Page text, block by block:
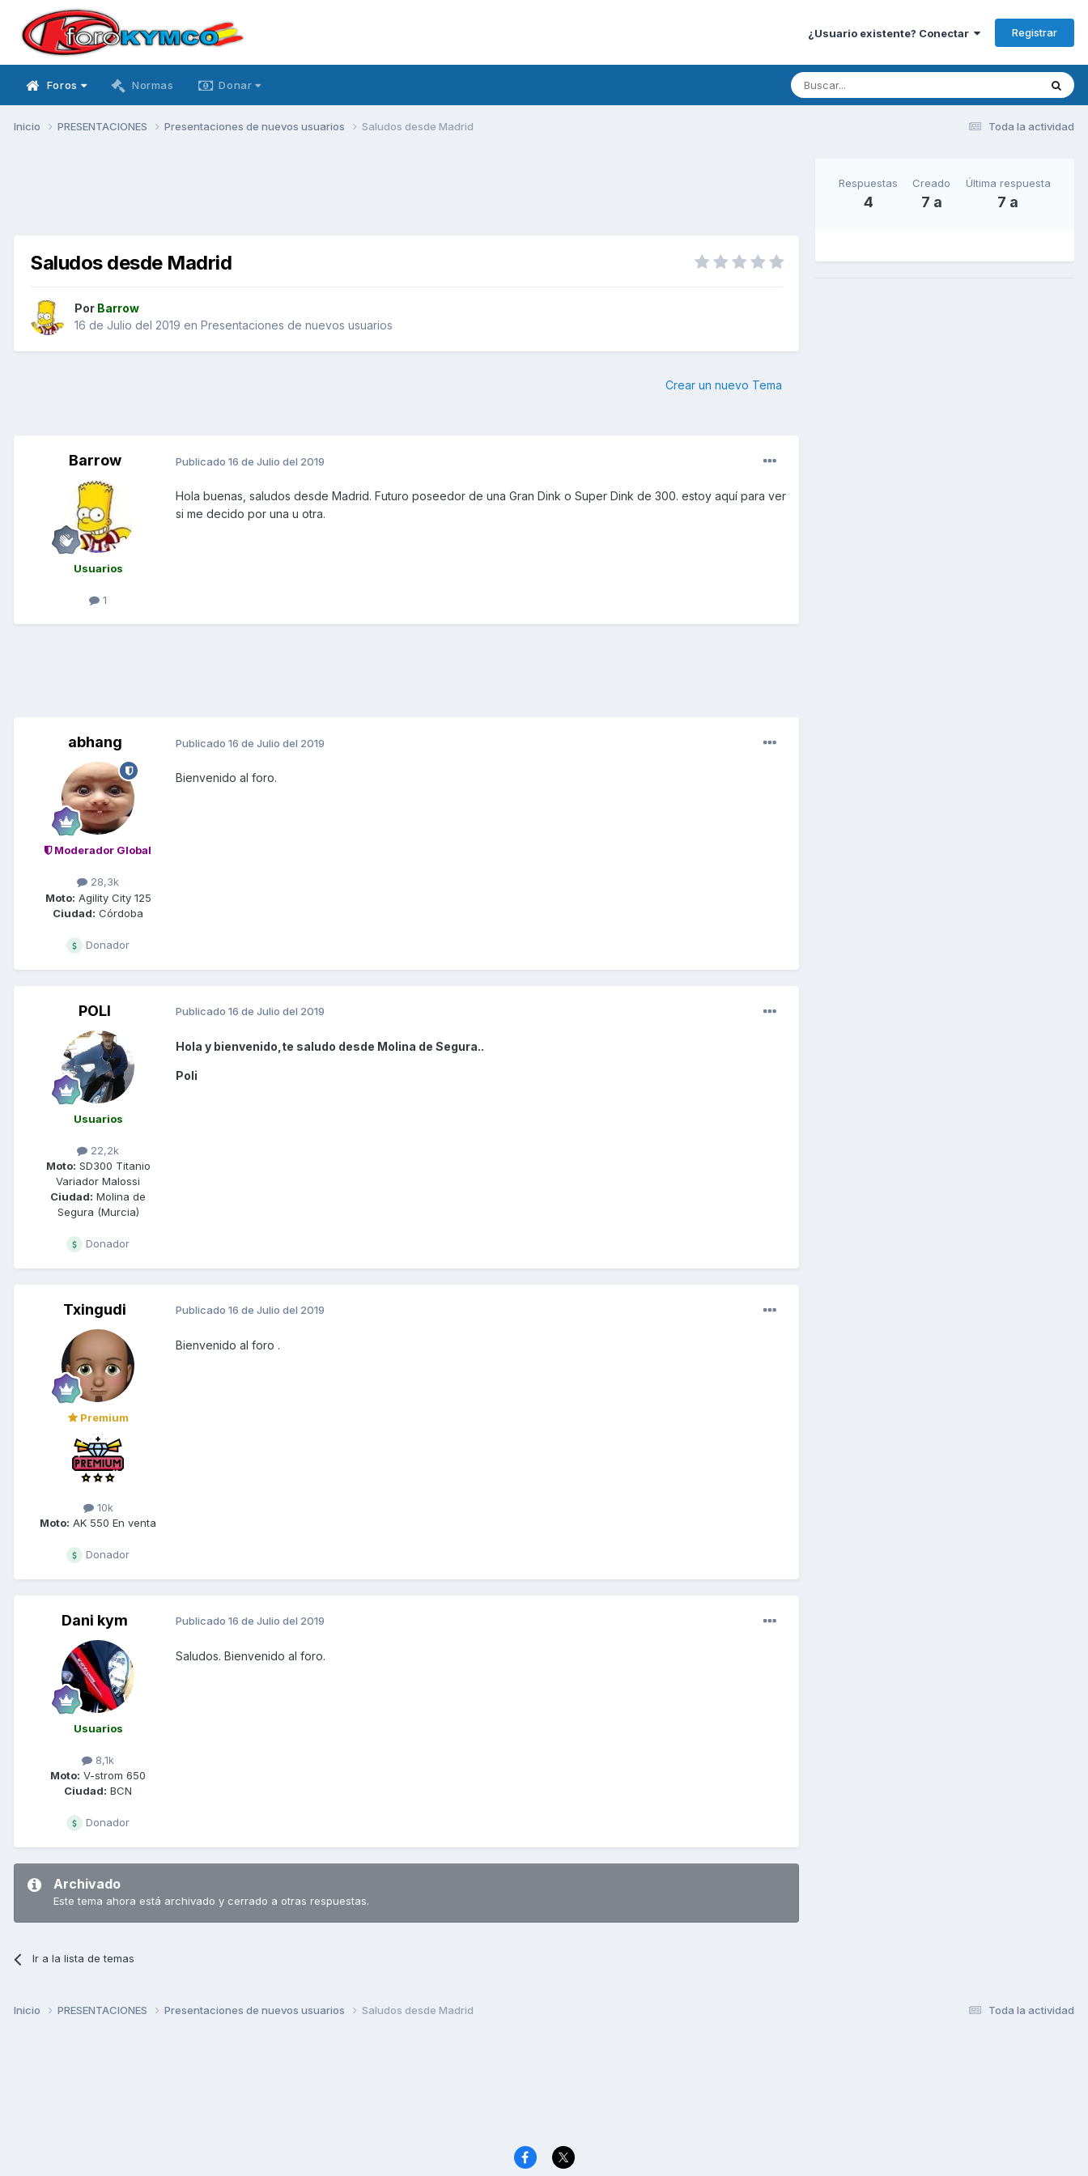
¿Usuario existente? Conectar Registrar
Foros Normas Donar
Toda la actividad
Inicio PRESENTACIONES Presentaciones de nuevos usuarios Saludos desde Madrid
Saludos desde Madrid
Por Barrow
16 de Julio del 2019 en Presentaciones de nuevos usuarios
Crear un nuevo Tema
Barrow
Usuarios
1
Publicado 16 de Julio del 2019
Hola buenas, saludos desde Madrid. Futuro poseedor de una Gran Dink o Super Dink de 300. estoy aquí para ver
si me decido por una u otra.
abhang
Moderador Global
28,3k
Moto: Agility City 125
Ciudad: Córdoba
Donador
Publicado 16 de Julio del 2019
Bienvenido al foro.
POLI
Usuarios
22,2k
Moto: SD300 Titanio
Variador Malossi
Ciudad: Molina de
Segura (Murcia)
Donador
Publicado 16 de Julio del 2019
Hola y bienvenido,te saludo desde Molina de Segura..
Poli
Txingudi
Premium
10k
Moto: AK 550 En venta
Donador
Publicado 16 de Julio del 2019
Bienvenido al foro .
Dani kym
Usuarios
8,1k
Moto: V-strom 650
Ciudad: BCN
Donador
Publicado 16 de Julio del 2019
Saludos. Bienvenido al foro.
Archivado
Este tema ahora está archivado y cerrado a otras respuestas.
Ir a la lista de temas
Respuestas
4
Creado
7 a
Última respuesta
7 a
Toda la actividad
Inicio PRESENTACIONES Presentaciones de nuevos usuarios Saludos desde Madrid